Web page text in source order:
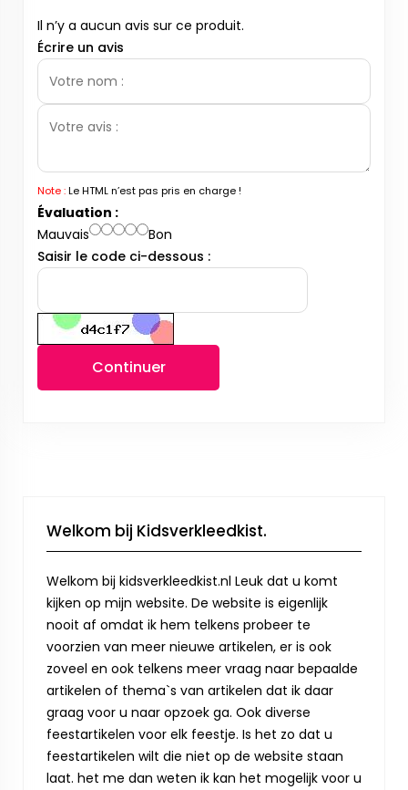
Il n’y a aucun avis sur ce produit.
Écrire un avis
Note :Le HTML n’est pas pris en charge !
Évaluation :
Mauvais
Bon
Saisir le code ci-dessous :
Continuer
Welkom bij Kidsverkleedkist.
Welkom bij kidsverkleedkist.nl Leuk dat u komt
kijken op mijn website. De website is eigenlijk
nooit af omdat ik hem telkens probeer te
voorzien van meer nieuwe artikelen, er is ook
zoveel en ook telkens meer vraag naar bepaalde
artikelen of thema`s van artikelen dat ik daar
graag voor u naar opzoek ga. Ook diverse
feestartikelen voor elk feestje. Is het zo dat u
feestartikelen wilt die niet op de website staan
laat. het me dan weten ik kan het mogelijk voor u